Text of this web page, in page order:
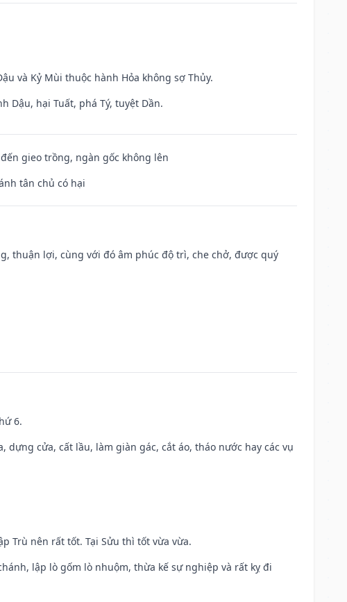
và Kỷ Mùi thuộc hành Hỏa không sợ Thủy.
Dậu, hại Tuất, phá Tý, tuyệt Dần.
gieo trồng, ngàn gốc không lên
tân chủ có hại
thuận lợi, cùng với đó âm phúc độ trì, che chở, được quý
6.
cửa, cất lầu, làm giàn gác, cắt áo, tháo nước hay các vụ
Trù nên rất tốt. Tại Sửu thì tốt vừa vừa.
lập lò gốm lò nhuộm, thừa kế sự nghiệp và rất kỵ đi